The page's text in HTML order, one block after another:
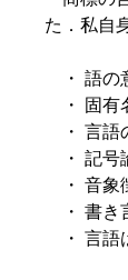
た．私自
・ 語の
・ 固有
・ 言語
・ 記号
・ 音象
・ 書き
・ 言語